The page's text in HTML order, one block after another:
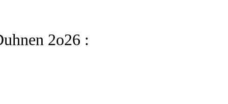
2o26 :